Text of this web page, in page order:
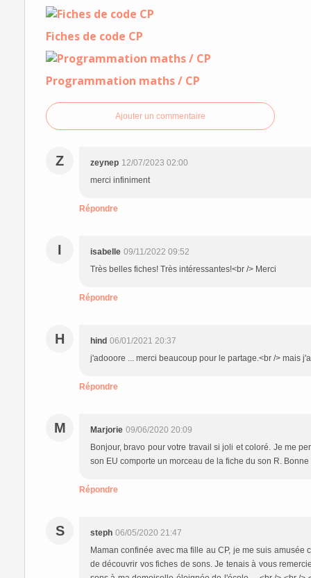
Fiches de code CP
Programmation maths / CP
Ajouter un commentaire
Z zeynep 12/07/2023 02:00
merci infiniment
Répondre
I isabelle 09/11/2022 09:52
Très belles fiches! Très intéressantes!<br /> Merci
Répondre
H hind 06/01/2021 20:37
j'adooore ... merci beaucoup pour le partage.<br /> mais
Répondre
M Marjorie 09/06/2020 20:09
Bonjour, bravo pour votre travail si joli et coloré. Je me
son EU comporte un morceau de la fiche du son R.
Répondre
S steph 06/05/2020 21:47
Maman confinée avec ma fille au CP, je me suis
de découvrir vos fiches de sons. Je tenais à vous